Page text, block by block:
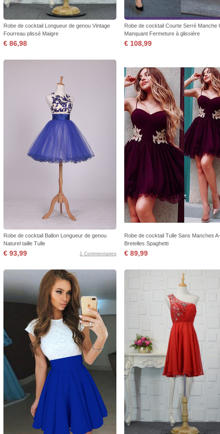
Robe de cocktail Longueur de genou Vintage
Fourreau plissé Maigre
€ 86,98
Robe de cocktail Courte Serré Manche
Manquant Fermeture à glissière
€ 108,99
Robe de cocktail Ballon Longueur de genou
Naturel taille Tulle
€ 93,99 1 Commentaires
Robe de cocktail Tulle Sans Manches
Bretelles Spaghetti
€ 89,99